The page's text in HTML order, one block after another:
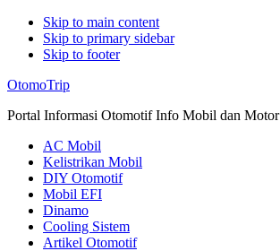
Skip to main content
Skip to primary sidebar
Skip to footer
Additional
menu
OtomoTrip
Portal Informasi Otomotif Info Mobil dan Motor
AC Mobil
Kelistrikan Mobil
DIY Otomotif
Mobil EFI
Dinamo
Cooling Sistem
Artikel Otomotif